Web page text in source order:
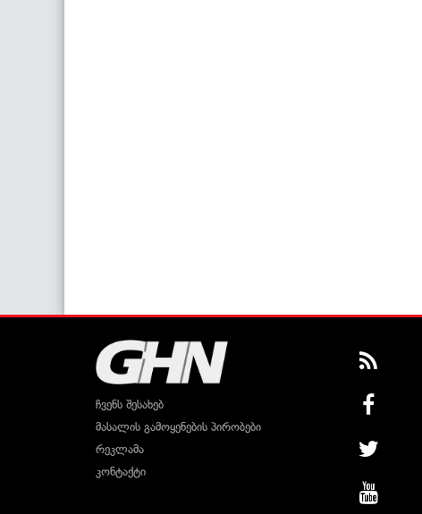
ჩვენს შესახებ
მასალის გამოყენების პირობები
რეკლამა
კონტაქტი